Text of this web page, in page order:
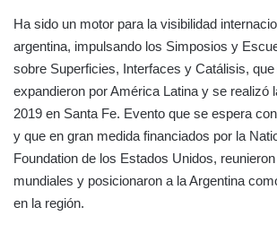
Ha sido un motor para la visibilidad
argentina, impulsando los Simposios y
sobre Superficies, Interfaces y Catálisis,
expandieron por América Latina y se realizó
2019 en Santa Fe. Evento que se espera
y que en gran medida financiados por la
Foundation de los Estados Unidos,
mundiales y posicionaron a la Argentina
en la región.